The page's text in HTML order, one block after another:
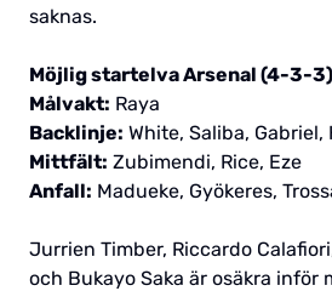
saknas.
Möjlig startelva Arsenal (4-3-3)
Målvakt: Raya
Backlinje: White, Saliba, Gabriel,
Mittfält: Zubimendi, Rice, Eze
Anfall: Madueke, Gyökeres,
Jurrien Timber, Riccardo
och Bukayo Saka är osäkra inför